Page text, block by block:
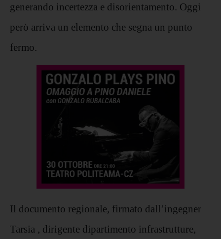
generando incertezza e disorientamento. Oggi
però arriva un elemento che segna un punto
fermo.
Il documento regionale, firmato dall’ingegner
Tarsia , dirigente dipartimento infrastrutture,